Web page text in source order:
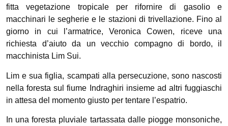
fitta vegetazione tropicale per rifornire di gasolio e
macchinari le segherie e le stazioni di trivellazione. Fino al
giorno in cui l’armatrice, Veronica Cowen, riceve una
richiesta d’aiuto da un vecchio compagno di bordo, il
macchinista Lim Sui.
Lim e sua figlia, scampati alla persecuzione, sono nascosti
nella foresta sul fiume Indraghiri insieme ad altri fuggiaschi
in attesa del momento giusto per tentare l’espatrio.
In una foresta pluviale tartassata dalle piogge monsoniche,